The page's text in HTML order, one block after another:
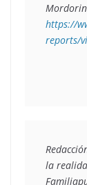
https://
reports/
la